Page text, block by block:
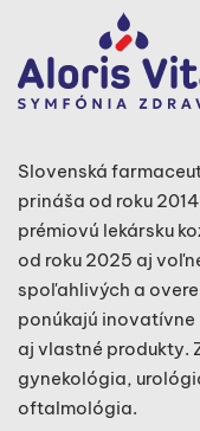
Slovenská
prináša od roku
prémiovú lekársku
od roku 2025 aj
spoľahlivých a
ponúkajú
aj vlastné produkty.
gynekológia,
oftalmológia.